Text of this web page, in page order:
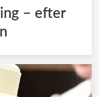
– efter